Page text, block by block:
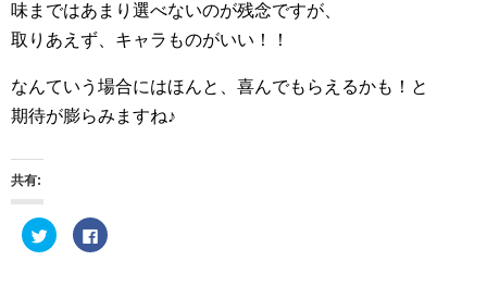
味まではあまり選べないのが残念ですが、
取りあえず、キャラものがいい！！
なんていう場合にはほんと、喜んでもらえるかも！と
期待が膨らみますね♪
共有:
ク
リ
F
a